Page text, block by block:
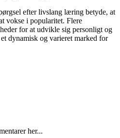
efter livslang læring betyde, at
vokse i popularitet. Flere
for at udvikle sig personligt og
dynamisk og varieret marked for
her...